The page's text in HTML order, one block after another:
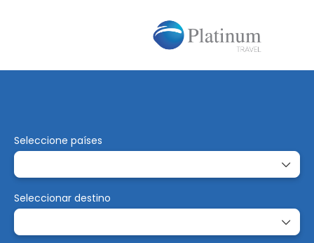
Seleccione países
Seleccionar destino